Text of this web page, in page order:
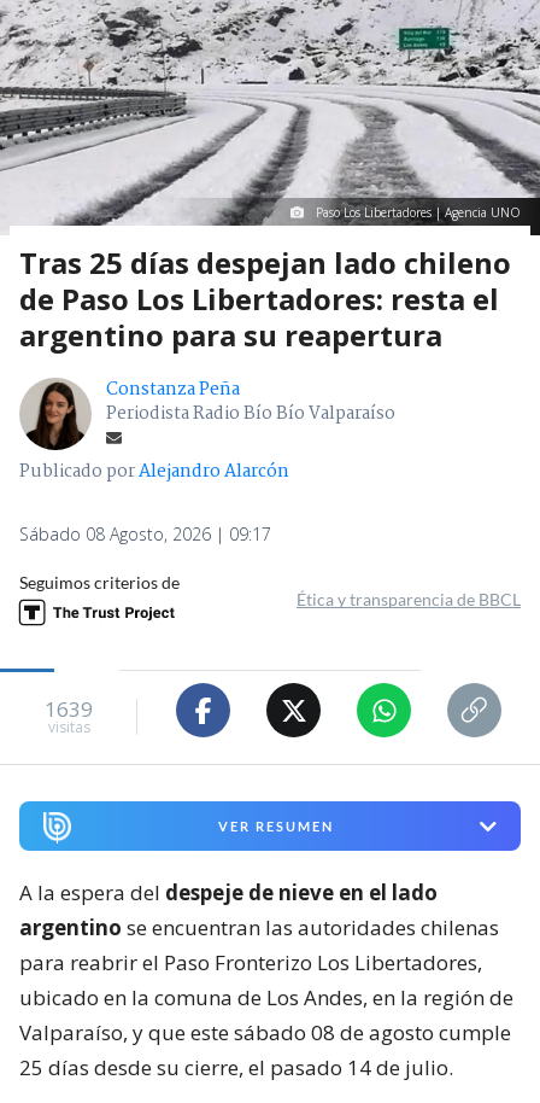
Paso Los Libertadores | Agencia UNO
Tras 25 días despejan lado chileno
de Paso Los Libertadores: resta el
argentino para su reapertura
Constanza Peña
Periodista Radio Bío Bío Valparaíso
Publicado porAlejandro Alarcón
Sábado 08 Agosto, 2026 | 09:17
Seguimos criterios de
Ética y transparencia de BBCL
1639
visitas
VER RESUMEN
A la espera del despeje de nieve en el lado
argentino se encuentran las autoridades chilenas
para reabrir el Paso Fronterizo Los Libertadores,
ubicado en la comuna de Los Andes, en la región de
Valparaíso, y que este sábado 08 de agosto cumple
25 días desde su cierre, el pasado 14 de julio.